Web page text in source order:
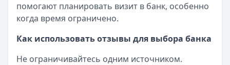
помогают планировать визит в банк, особенно
когда время ограничено.
Как использовать отзывы для выбора банка
Не ограничивайтесь одним источником.